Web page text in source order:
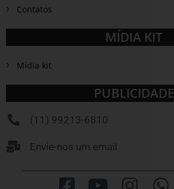
Contatos
MÍDIA KIT
Mídia kit
PUBLICIDADE
(11) 99213-6810
Envie-nos um email